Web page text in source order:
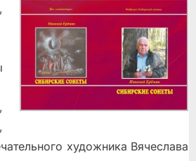
художника Вячеслава